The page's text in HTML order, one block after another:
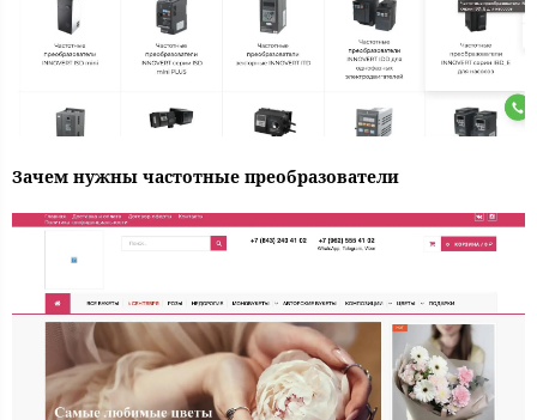
Зачем нужны частотные преобразователи